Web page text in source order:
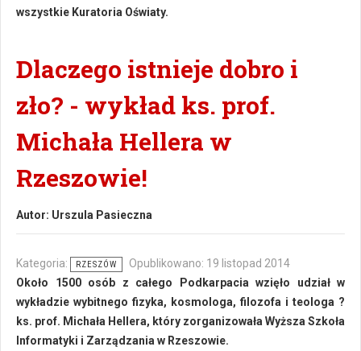
wszystkie Kuratoria Oświaty.
Dlaczego istnieje dobro i
zło? - wykład ks. prof.
Michała Hellera w
Rzeszowie!
Autor: Urszula Pasieczna
Kategoria: RZESZÓW
Opublikowano: 19 listopad 2014
Około 1500 osób z całego Podkarpacia wzięło udział w
wykładzie wybitnego fizyka, kosmologa, filozofa i teologa ?
ks. prof. Michała Hellera, który zorganizowała Wyższa Szkoła
Informatyki i Zarządzania w Rzeszowie.